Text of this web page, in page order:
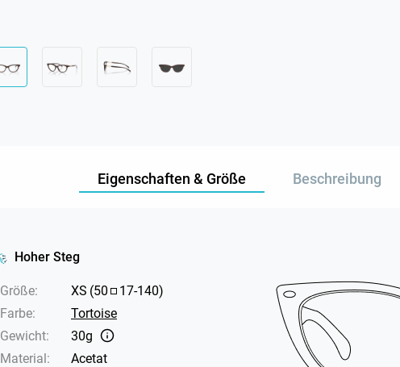
Eigenschaften & Größe Beschreibung
Hoher Steg
Größe: XS (50 17-140)
Farbe:
Tortoise
Gewicht:
30g
Material:
Acetat